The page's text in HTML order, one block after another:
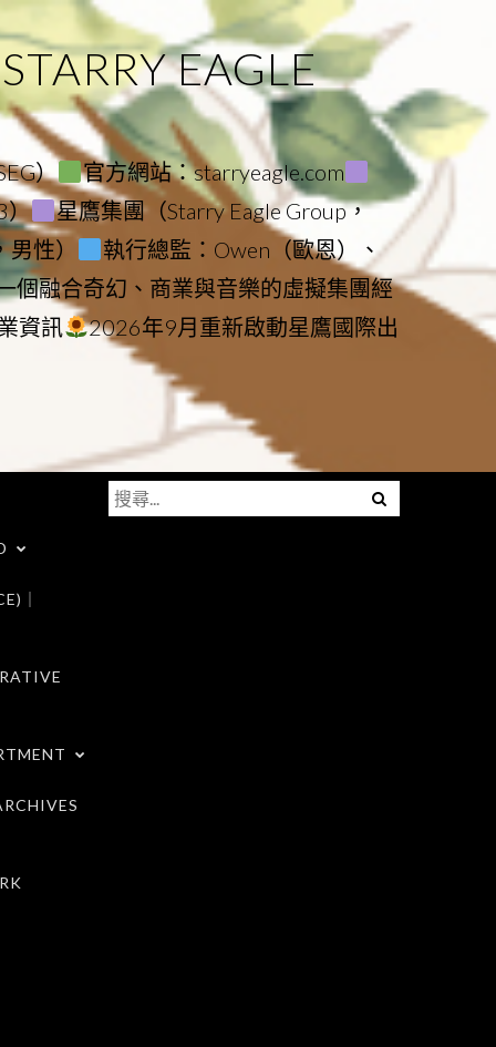
EAGLE
）
官方網站：starryeagle.com
）
星鷹集團（Starry Eagle Group，
性）
執行總監：Owen（歐恩）、
個融合奇幻、商業與音樂的虛擬集團經
資訊
2026年9月重新啟動星鷹國際出
｜
Menu
搜
尋